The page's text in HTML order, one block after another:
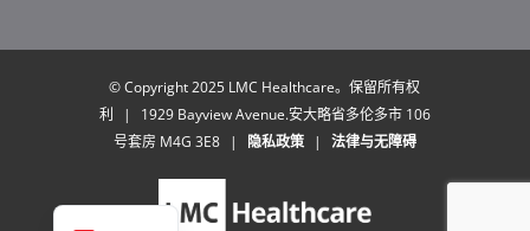
© Copyright 2025 LMC Healthcare。保留所有权
利
|
1929 Bayview Avenue.安大略省多伦多市 106
号套房 M4G 3E8
| 隐私政策 | 法律与无障碍
HI
UR